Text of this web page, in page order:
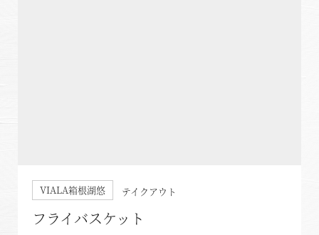
VIALA箱根湖悠 テイクアウト
フライバスケット